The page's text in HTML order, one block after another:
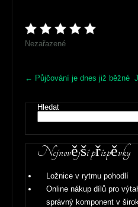
Nezařazené
Post
navigation
← Půjčování je dnes již běžné
Hledat
Nejnovější příspěvky
Ložnice v rytmu pohodlí
Online nákup dílů pro
správný komponent v